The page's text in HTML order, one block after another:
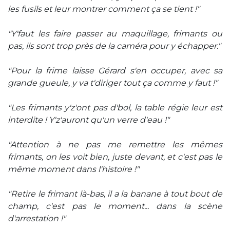
les fusils et leur montrer comment ça se tient !"
"Y'faut les faire passer au maquillage, frimants ou
pas, ils sont trop près de la caméra pour y échapper."
"Pour la frime laisse Gérard s'en occuper, avec sa
grande gueule, y va t'diriger tout ça comme y faut !"
"Les frimants y'z'ont pas d'bol, la table régie leur est
interdite ! Y'z'auront qu'un verre d'eau !"
"Attention à ne pas me remettre les mêmes
frimants, on les voit bien, juste devant, et c'est pas le
même moment dans l'histoire !"
"Retire le frimant là-bas, il a la banane à tout bout de
champ, c'est pas le moment... dans la scène
d'arrestation !"